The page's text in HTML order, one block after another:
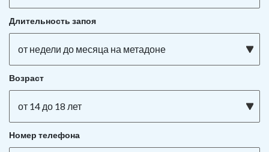
Длительность запоя
от недели до месяца на метадоне
Возраст
от 14 до 18 лет
Номер телефона